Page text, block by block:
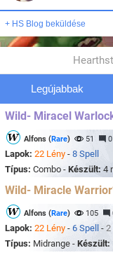
+ HS Blog beküldése
Legújabbak
Wild- Miracel
Alfons (Rare) 51 0
Lapok: 22 Lény - 8 Spell
Típus: Combo - Készült: 4
Wild- Miracle
Alfons (Rare) 105
Lapok: 22 Lény - 6 Spell - 2
Típus: Midrange - Készült: